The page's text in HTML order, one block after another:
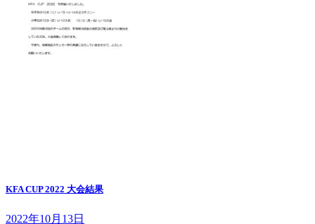
KFA CUP 2022 大会結果
2022年10月13日